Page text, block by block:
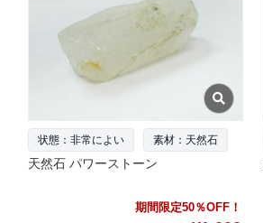
状態：非常によい 素材：天然石
天然石 パワーストーン
期間限定50％OFF！